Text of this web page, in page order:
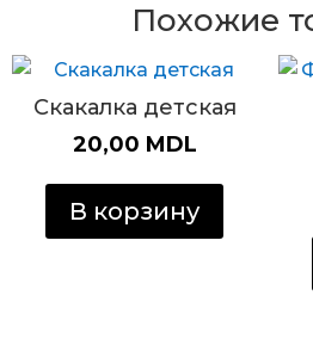
Похожие
Скакалка детская
20,00 MDL
В корзину